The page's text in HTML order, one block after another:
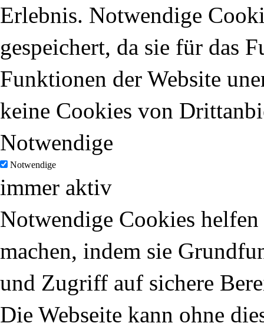
Erlebnis. Notwendige
gespeichert, da sie für das
Funktionen der Website
keine Cookies von
Notwendige
Notwendige
immer aktiv
Notwendige Cookies
machen, indem sie
und Zugriff auf sichere
Die Webseite kann ohne